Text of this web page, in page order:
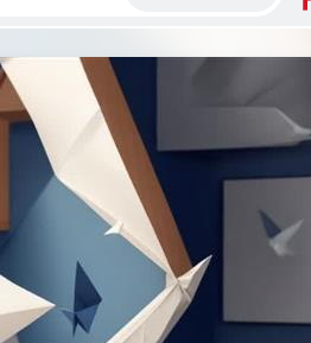
تصاویر